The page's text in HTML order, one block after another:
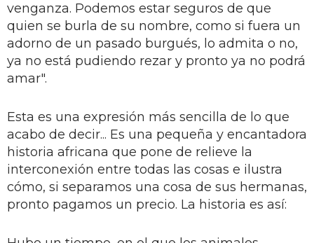
venganza. Podemos estar seguros de que
quien se burla de su nombre, como si fuera un
adorno de un pasado burgués, lo admita o no,
ya no está pudiendo rezar y pronto ya no podrá
amar".
Esta es una expresión más sencilla de lo que
acabo de decir... Es una pequeña y encantadora
historia africana que pone de relieve la
interconexión entre todas las cosas e ilustra
cómo, si separamos una cosa de sus hermanas,
pronto pagamos un precio. La historia es así: